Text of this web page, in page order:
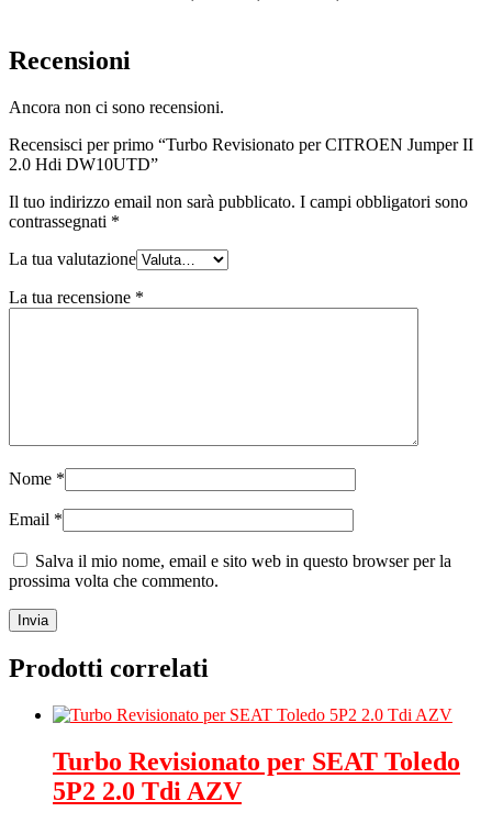
Recensioni
Ancora non ci sono recensioni.
Recensisci per primo “Turbo Revisionato per CITROEN Jumper II
2.0 Hdi DW10UTD”
Il tuo indirizzo email non sarà pubblicato. I campi obbligatori sono
contrassegnati *
La tua valutazione
La tua recensione *
Nome *
Email *
Salva il mio nome, email e sito web in questo browser per la
prossima volta che commento.
Prodotti correlati
Turbo Revisionato per SEAT Toledo
5P2 2.0 Tdi AZV